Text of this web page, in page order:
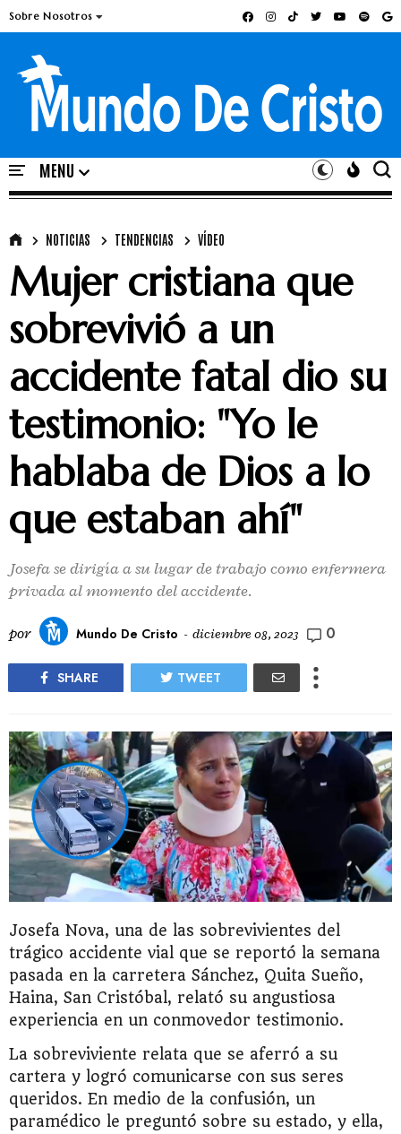
Sobre Nosotros
NOTICIAS TENDENCIAS VÍDEO
Mujer cristiana que
sobrevivió a un
accidente fatal dio su
testimonio: "Yo le
hablaba de Dios a lo
que estaban ahí"
Josefa se dirigía a su lugar de trabajo como enfermera
privada al momento del accidente.
por Mundo De Cristo - diciembre 08, 2023 0
SHARE TWEET
Josefa Nova, una de las sobrevivientes del
trágico accidente vial que se reportó la semana
pasada en la carretera Sánchez, Quita Sueño,
Haina, San Cristóbal, relató su angustiosa
experiencia en un conmovedor testimonio.
La sobreviviente relata que se aferró a su
cartera y logró comunicarse con sus seres
queridos. En medio de la confusión, un
paramédico le preguntó sobre su estado, y ella,